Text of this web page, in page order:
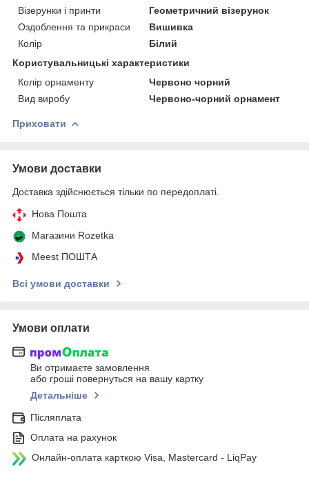
Візерунки і принти
Геометричний візерунок
Оздоблення та прикраси
Вишивка
Колір
Білий
Користувальницькі характеристики
Колір орнаменту
Червоно чорний
Вид виробу
Червоно-чорний орнамент
Приховати
Умови доставки
Доставка здійснюється тільки по передоплаті.
Нова Пошта
Магазини Rozetka
Meest ПОШТА
Всі умови доставки
Умови оплати
Ви отримаєте замовлення
або гроші повернуться на вашу картку
Детальніше
Післяплата
Оплата на рахунок
Онлайн-оплата карткою Visa, Mastercard - LiqPay